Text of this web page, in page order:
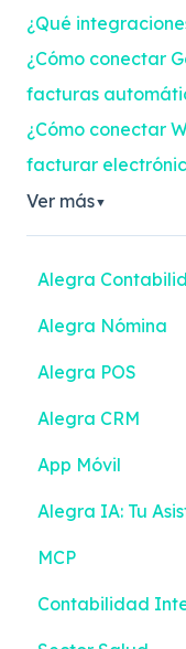
¿Qué
¿Cómo conectar
facturas
¿Cómo conectar
facturar
Ver más▼
Alegra
Facturación
Ingresos
Gastos
Documento
Contactos
Inventario
Bancos
Alegra Nómina
Nómina
Empleados
Configuración
Nómina
Empleados |
Liquidación
Alegra POS
Facturación
Documento
Inventario
Ingresos
Turnos
Alegra CRM
App Móvil
Alegra IA: Tu
MCP
Contabilidad